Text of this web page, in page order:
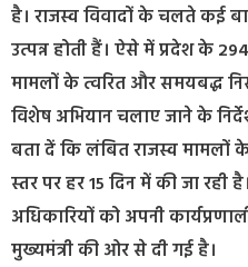
है। राजस्व विवादों के चलते कई
उत्पन्न होती हैं। ऐसे में प्रदेश के
मामलों के त्वरित और समयबद्ध
विशेष अभियान चलाए जाने के
बता दें कि लंबित राजस्व मामलों
स्तर पर हर 15 दिन में की जा रही
अधिकारियों को अपनी
मुख्यमंत्री की ओर से दी गई है।